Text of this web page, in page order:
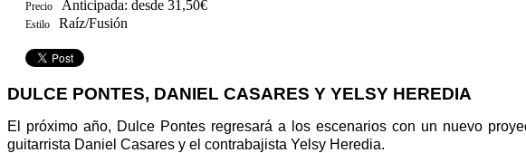
Precio Anticipada: desde 31,50€
Estilo Raíz/Fusión
DULCE PONTES, DANIEL CASARES Y YELSY HEREDIA
El próximo año, Dulce Pontes regresará a los escenarios con un nuevo
guitarrista Daniel Casares y el contrabajista Yelsy Heredia.